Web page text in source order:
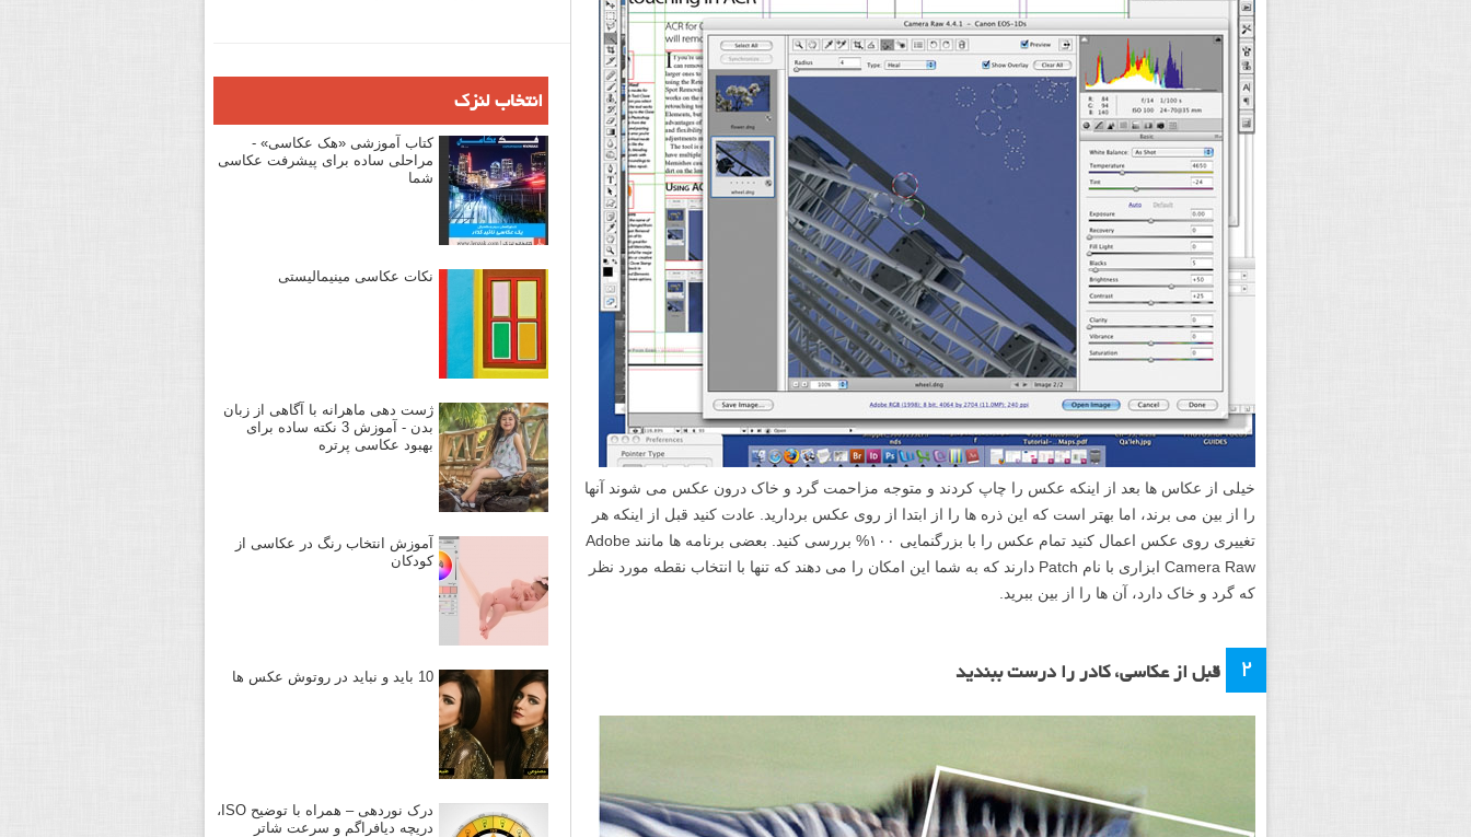
خیلی از عکاس ها بعد از اینکه عکس را چاپ کردند و متوجه مزاحمت گرد و خاک درون عکس می شوند آنها
را از بین می برند، اما بهتر است که این ذره ها را از ابتدا از روی عکس بردارید. عادت کنید قبل از اینکه هر
تغییری روی عکس اعمال کنید تمام عکس را با بزرگنمایی ۱۰۰% بررسی کنید. بعضی برنامه ها مانند Adobe
Camera Raw ابزاری با نام Patch دارند که به شما این امکان را می دهند که تنها با انتخاب نقطه مورد نظر
که گرد و خاک دارد، آن ها را از بین ببرید.
۲ قبل از عکاسی، کادر را درست ببندید
انتخاب لنزک
کتاب آموزشی «هک عکاسی» -
مراحلی ساده برای پیشرفت عکاسی
شما
نکات عکاسی مینیمالیستی
ژست دهی ماهرانه با آگاهی از زبان
بدن - آموزش 3 نکته ساده برای
بهبود عکاسی پرتره
آموزش انتخاب رنگ در عکاسی از
کودکان
10 باید و نباید در روتوش عکس ها
درک نوردهی – همراه با توضیح ISO،
دریچه دیافراگم و سرعت شاتر